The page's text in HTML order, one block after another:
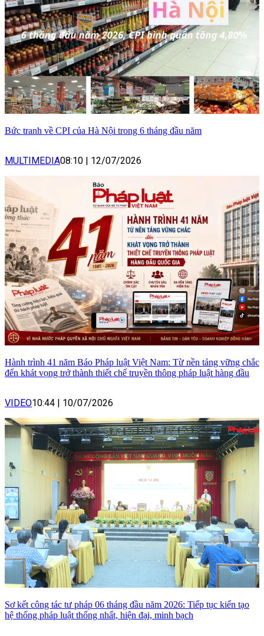
Bức tranh về CPI của Hà Nội trong 6 tháng đầu năm
MULTIMEDIA08:10 | 12/07/2026
Hành trình 41 năm Báo Pháp luật Việt Nam: Từ nền tảng vững chắc
đến khát vọng trở thành thiết chế truyền thông pháp luật hàng đầu
VIDEO10:44 | 10/07/2026
Sơ kết công tác tư pháp 06 tháng đầu năm 2026: Tiếp tục kiến tạo
hệ thống pháp luật thống nhất, hiện đại, minh bạch